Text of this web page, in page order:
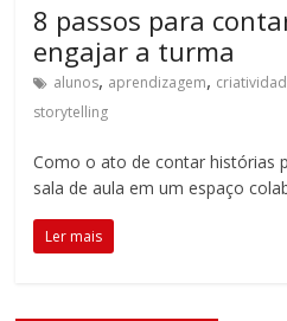
8 passos para
engajar a turma
alunos, aprendizagem,
storytelling
Como o ato de contar histórias
sala de aula em um espaço
Ler mais